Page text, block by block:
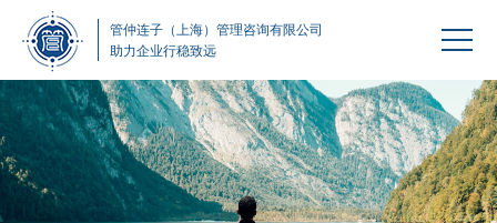
管仲连子（上海）管理咨询有限公司
助力企业行稳致远